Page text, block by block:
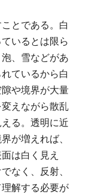
とである。白
いるとは限ら
、雪などがあ
ているから白
や境界が大量
えながら散乱
る。透明に近
が増えれば、
は白く見え
なく、反射、
解する必要が